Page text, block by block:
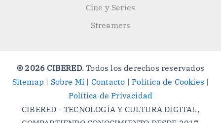
Cine y Series
Streamers
© 2026 CIBERED. Todos los derechos reservados
Sitemap | Sobre Mí | Contacto |Política de Cookies |
Política de Privacidad
CIBERED - TECNOLOGÍA Y CULTURA DIGITAL,